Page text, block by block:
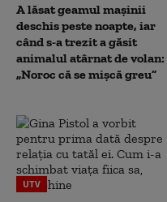
A lăsat geamul mașinii
deschis peste noapte, iar
când s-a trezit a găsit
animalul atârnat de volan:
„Noroc că se mișcă greu”
UTV